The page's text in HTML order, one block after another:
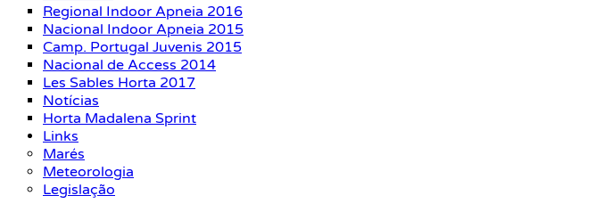
Regional Indoor Apneia 2016
Nacional Indoor Apneia 2015
Camp. Portugal Juvenis 2015
Nacional de Access 2014
Les Sables Horta 2017
Notícias
Horta Madalena Sprint
Links
Marés
Meteorologia
Legislação